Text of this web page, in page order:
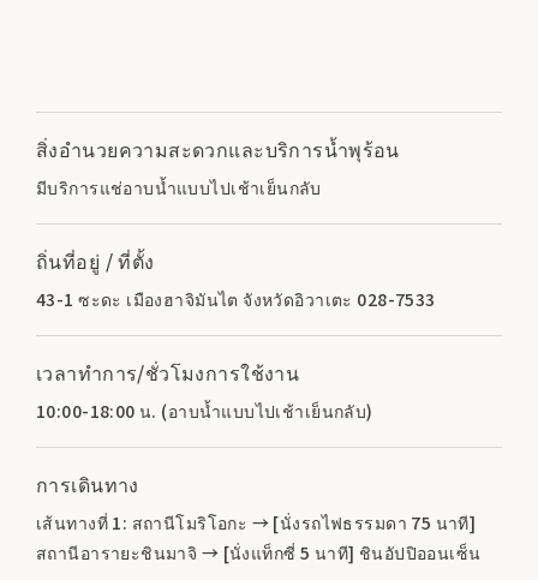
สิ่งอำนวยความสะดวกและบริการน้ำพุร้อน
มีบริการแช่อาบน้ำแบบไปเช้าเย็นกลับ
ถิ่นที่อยู่ / ที่ตั้ง
43-1 ซะดะ เมืองฮาจิมันไต จังหวัดอิวาเตะ 028-7533
เวลาทำการ/ชั่วโมงการใช้งาน
10:00-18:00 น. (อาบน้ำแบบไปเช้าเย็นกลับ)
การเดินทาง
เส้นทางที่ 1: สถานีโมริโอกะ → [นั่งรถไฟธรรมดา 75 นาที]
สถานีอารายะชินมาจิ → [นั่งแท็กซี่ 5 นาที] ชินอัปปิออนเซ็น